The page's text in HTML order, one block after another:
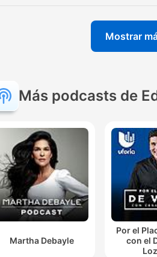
Mostrar
Más podcasts de
Martha Debayle
Por el
con el